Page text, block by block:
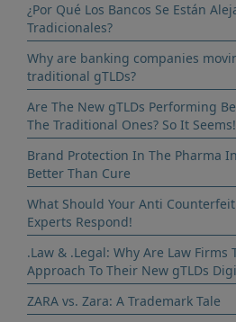
¿Por Qué Los Bancos Se Están
Tradicionales?
Why are banking companies
traditional gTLDs?
Are The New gTLDs Performing
The Traditional Ones? So It Seems!
Brand Protection In The Pharma
Better Than Cure
What Should Your Anti
Experts Respond!
.Law & .Legal: Why Are Law Firms
Approach To Their New gTLDs
ZARA vs. Zara: A Trademark Tale